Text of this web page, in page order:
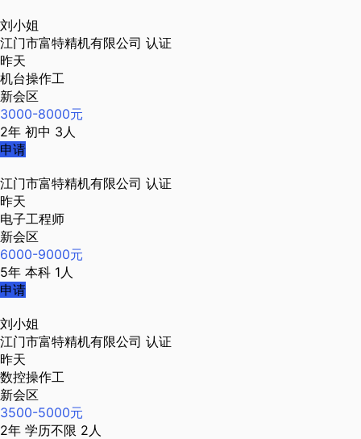
刘小姐
江门市富特精机有限公司 认证
昨天
机台操作工
新会区
3000-8000元
2年 初中 3人
申请
江门市富特精机有限公司 认证
昨天
电子工程师
新会区
6000-9000元
5年 本科 1人
申请
刘小姐
江门市富特精机有限公司 认证
昨天
数控操作工
新会区
3500-5000元
2年 学历不限 2人